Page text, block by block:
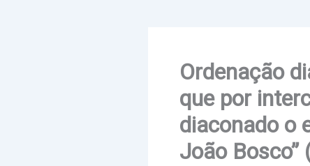
Ordenação
que por
diaconado o
João